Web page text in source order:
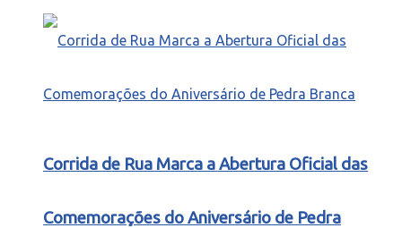
Corrida de Rua Marca a Abertura Oficial das
Comemorações do Aniversário de Pedra